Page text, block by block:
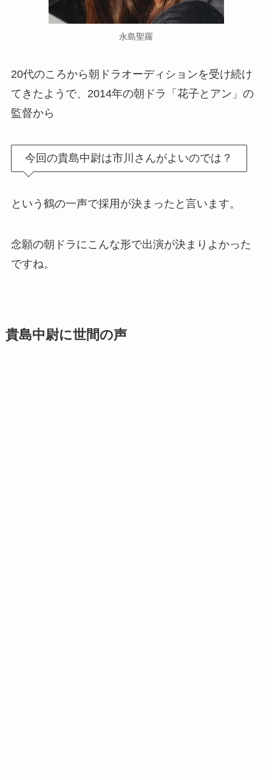
永島聖羅
20代のころから朝ドラオーディションを受け続け
てきたようで、2014年の朝ドラ「花子とアン」の
監督から
今回の貴島中尉は市川さんがよいのでは？
という鶴の一声で採用が決まったと言います。
念願の朝ドラにこんな形で出演が決まりよかった
ですね。
貴島中尉に世間の声